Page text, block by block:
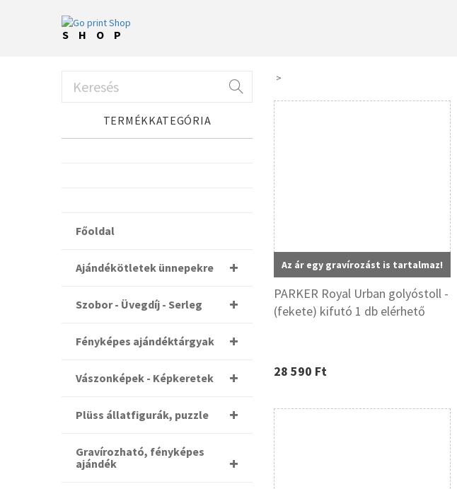
SHOP
TERMÉKKATEGÓRIA
Főoldal
Ajándékötletek ünnepekre
Szobor - Üvegdíj - Serleg
Fényképes ajándéktárgyak
Vászonképek - Képkeretek
Plüss állatfigurák, puzzle
Gravírozható, fényképes
ajándék
Az ár egy gravírozást is tartalmaz!
PARKER Royal Urban golyóstoll -
(fekete) kifutó 1 db elérhető
28 590 Ft